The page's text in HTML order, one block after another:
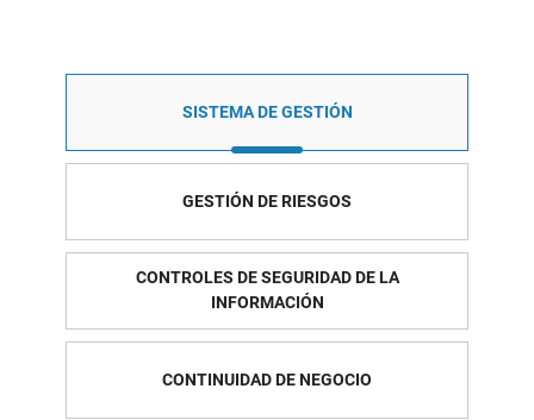
SISTEMA DE GESTIÓN
GESTIÓN DE RIESGOS
CONTROLES DE SEGURIDAD DE LA
INFORMACIÓN
CONTINUIDAD DE NEGOCIO